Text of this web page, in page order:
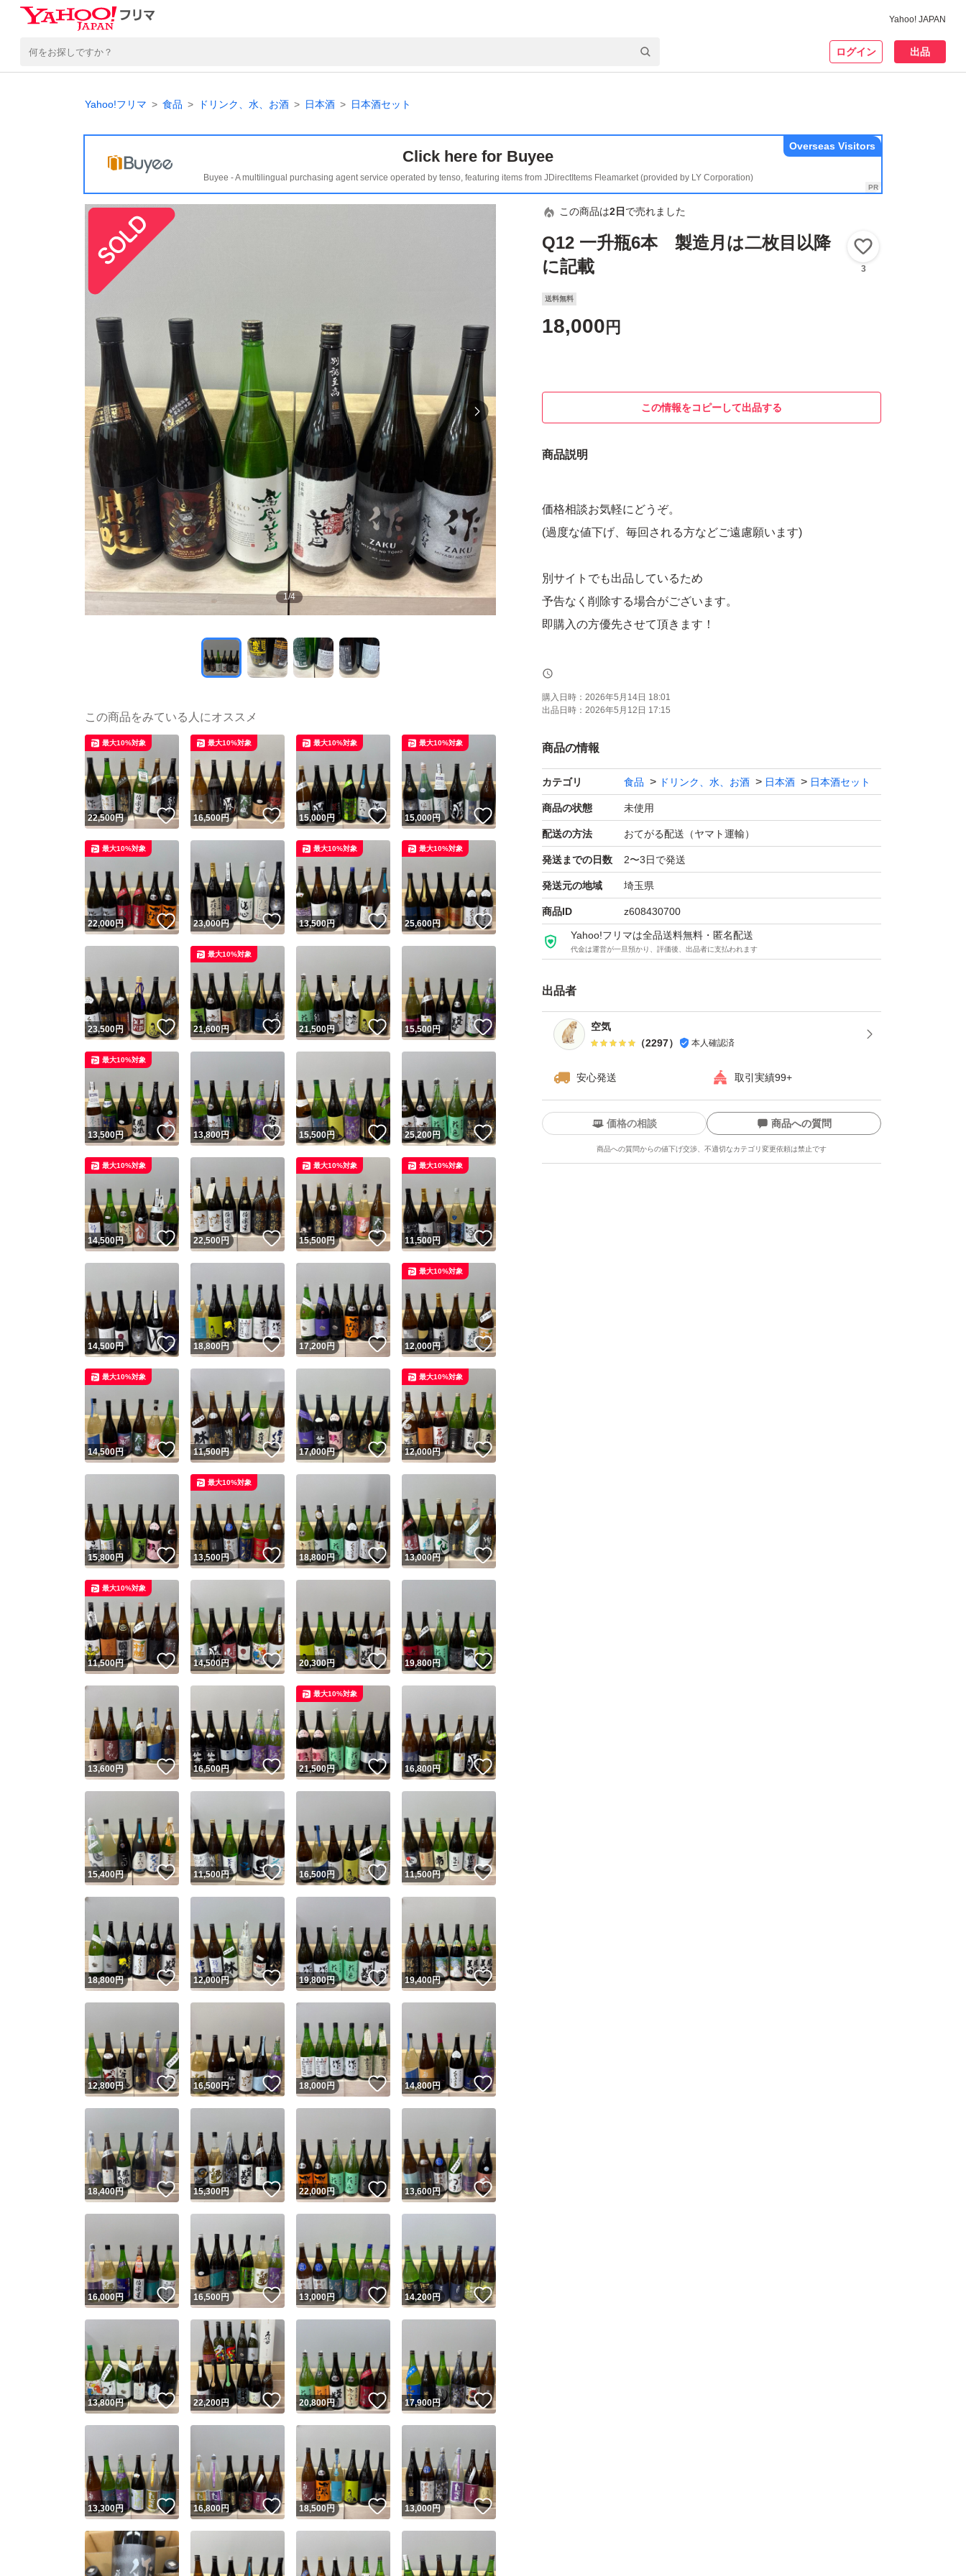
Yahoo! JAPAN
ログイン 出品
Yahoo!フリマ 食品 ドリンク、水、お酒 日本酒 日本酒セット
Click here for Buyee
Buyee - A multilingual purchasing agent service operated by tenso, featuring items from JDirectItems Fleamarket (provided by LY Corporation)
Overseas Visitors
1/4
この商品は2日 で売れました
Q12 一升瓶6本 製造月は二枚目以降
に記載
3
送料無料
18,000 円
この情報をコピーして出品する
商品説明
価格相談お気軽にどうぞ。
(過度な値下げ、毎回される方などご遠慮願います)
別サイトでも出品しているため
予告なく削除する場合がございます。
即購入の方優先させて頂きます！
トラブル防止の為、返品、返金はお断りします。
よろしくお願いします！！
・Yahoo!フリマの仕様につきクール便での発送は行なっておりま
せん。ご了承ください。
・購入意思のない価格相談はお辞めください。
・20歳未満の方には販売しません。
P箱で発送しております！
・段ボールご希望の際は購入後にメッセージでご連絡ください。
・配達日時のご希望がある方も購入後のメッセージでご連絡くだ
・日曜日、月曜日は発送をお休みさせて頂く場合がございます
が、ご了承下さい。
・ダンボールは破損しやすい為プラスチック箱を推奨します。※
す。
------------検索用------------
獺祭、十四代、黒龍、而今、鍋島、勝駒、花邑、花陽浴、新政、
購入日時： 2026年5月14日 18:01
出品日時： 2026年5月12日 17:15
商品の情報
カテゴリ 食品 ドリンク、水、お酒 日本酒 日本酒セット
商品の状態 未使用
配送の方法 おてがる配送（ヤマト運輸）
発送までの日数 2〜3日で発送
発送元の地域 埼玉県
商品ID z608430700
Yahoo!フリマは全品送料無料・匿名配送
代金は運営が一旦預かり、評価後、出品者に支払われます
出品者
空気
（2297） 本人確認済
安心発送 取引実績99+
ユーザーの実績について
Yahoo!フリマが定めた一定の基準を満たしたユーザーにバッジを付与しています
安心取引出品者 Yahoo!フリマの基準をクリアした安心・安全なユーザーです
取引実績
他フリマ実績◯+ このユーザーは他フリマサービスでの取引実績があります
スピード&安心発送
※このバッジは実績に基づく表示であり、発送を保証しているものではありません
スピード＆安心発送
このユーザーは高頻度で24時間以内＆設定した発送日数内に発送してい
ます
スピード発送 このユーザーは高頻度で24時間以内に発送しています
安心発送 このユーザーは設定した発送日数内に発送しています
価格の相談 商品への質問
商品への質問からの値下げ交渉、不適切なカテゴリ変更依頼は禁止です
この商品の情報をコピーします
商品画像の無断転載は禁止されています
出品ページへ
この商品をみている人にオススメ
22,500円 いいね！
最大10%対象
16,500円 いいね！
最大10%対象
15,000円 いいね！
最大10%対象
15,000円 いいね！
最大10%対象
22,000円 いいね！
最大10%対象
23,000円 いいね！
13,500円 いいね！
最大10%対象
25,600円 いいね！
最大10%対象
23,500円 いいね！
21,600円 いいね！
最大10%対象
21,500円 いいね！
15,500円 いいね！
13,500円 いいね！
最大10%対象
13,800円 いいね！
15,500円 いいね！
25,200円 いいね！
14,500円 いいね！
最大10%対象
22,500円 いいね！
15,500円 いいね！
最大10%対象
11,500円 いいね！
最大10%対象
14,500円 いいね！
18,800円 いいね！
17,200円 いいね！
12,000円 いいね！
最大10%対象
14,500円 いいね！
最大10%対象
11,500円 いいね！
17,000円 いいね！
12,000円 いいね！
最大10%対象
15,800円 いいね！
13,500円 いいね！
最大10%対象
18,800円 いいね！
13,000円 いいね！
11,500円 いいね！
最大10%対象
14,500円 いいね！
20,300円 いいね！
19,800円 いいね！
13,600円 いいね！
16,500円 いいね！
21,500円 いいね！
最大10%対象
16,800円 いいね！
15,400円 いいね！
11,500円 いいね！
16,500円 いいね！
11,500円 いいね！
18,800円 いいね！
12,000円 いいね！
19,800円 いいね！
19,400円 いいね！
12,800円 いいね！
16,500円 いいね！
18,000円 いいね！
14,800円 いいね！
18,400円 いいね！
15,300円 いいね！
22,000円 いいね！
13,600円 いいね！
16,000円 いいね！
16,500円 いいね！
13,000円 いいね！
14,200円 いいね！
13,800円 いいね！
22,200円 いいね！
20,800円 いいね！
17,900円 いいね！
13,300円 いいね！
16,800円 いいね！
18,500円 いいね！
13,000円 いいね！